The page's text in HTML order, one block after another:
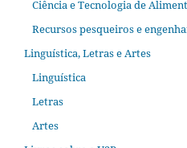
Ciência e Tecnologia de
Recursos pesqueiros e
Linguística, Letras e Artes
Linguística
Letras
Artes